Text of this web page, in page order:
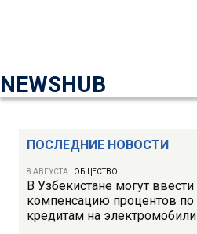
NEWSHUB
ПОСЛЕДНИЕ НОВОСТИ
8 АВГУСТА ОБЩЕСТВО
В Узбекистане могут ввести
компенсацию процентов по
кредитам на электромобили